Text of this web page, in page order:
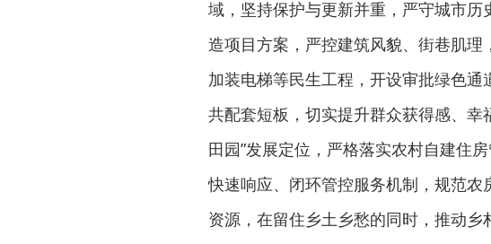
域，坚持保护与更新并重，严守城市
造项目方案，严控建筑风貌、街巷肌
加装电梯等民生工程，开设审批绿色
共配套短板，切实提升群众获得感、幸
田园”发展定位，严格落实农村自建住
快速响应、闭环管控服务机制，规范
资源，在留住乡土乡愁的同时，推动乡